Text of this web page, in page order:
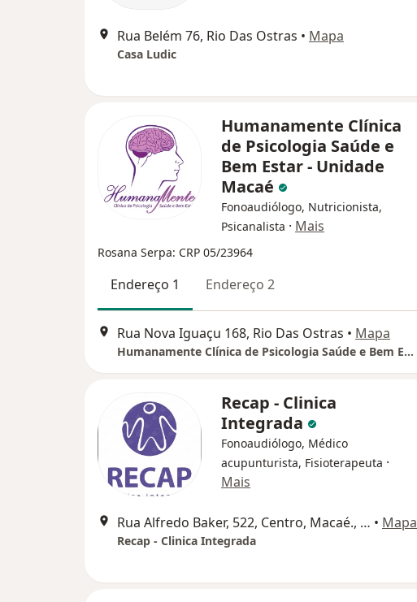
Rua Belém 76, Rio Das Ostras • Mapa
Casa Ludic
Humanamente Clínica
de Psicologia Saúde e
Bem Estar - Unidade
Macaé
Fonoaudiólogo, Nutricionista,
Psicanalista · Mais
Rosana Serpa: CRP 05/23964
Endereço 1 Endereço 2
Rua Nova Iguaçu 168, Rio Das Ostras • Mapa
Humanamente Clínica de Psicologia Saúde e Bem Estar - Unidade Macaé
Recap - Clinica
Integrada
Fonoaudiólogo, Médico
acupunturista, Fisioterapeuta ·
Mais
Rua Alfredo Baker, 522, Centro, Macaé., Macaé • Mapa
Recap - Clinica Integrada